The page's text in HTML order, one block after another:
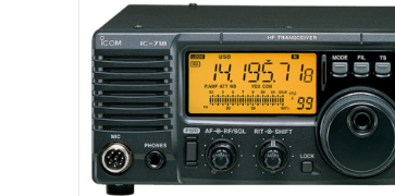
IN DEN WARENKORB /